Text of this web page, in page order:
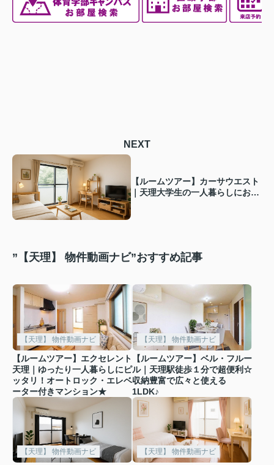
NEXT
【ルームツアー】カーサウエスト
｜天理大学生の一人暮らしにおす
”【天理】 物件動画ナビ”おすすめ記事
【天理】 物件動画ナビ
【ルームツアー】エクセレント
天理｜ゆったり一人暮らしにピ
ッタリ！オートロック・エレベ
ーター付きマンション★
【天理】 物件動画ナビ
【ルームツアー】ベル・フルー
ル｜天理駅徒歩１分で超便利☆
収納豊富で広々と使える
1LDK♪
【天理】 物件動画ナビ 【天理】 物件動画ナビ